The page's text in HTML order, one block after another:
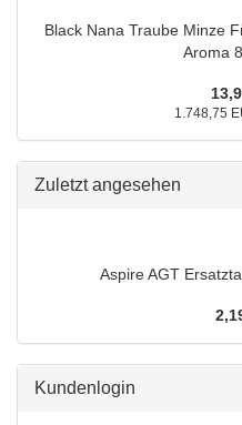
Black Nana Traube Minze
Aroma
1.748,75
Zuletzt angesehen
Aspire AGT
Kundenlogin